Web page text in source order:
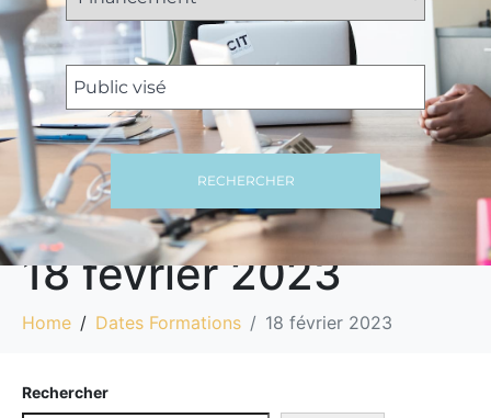
RECHERCHER
18 février 2023
Home Dates Formations 18 février 2023
Rechercher